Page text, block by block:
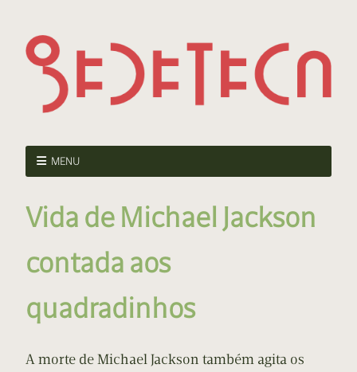
MENU
Vida de Michael Jackson
contada aos
quadradinhos
A morte de Michael Jackson também agita os